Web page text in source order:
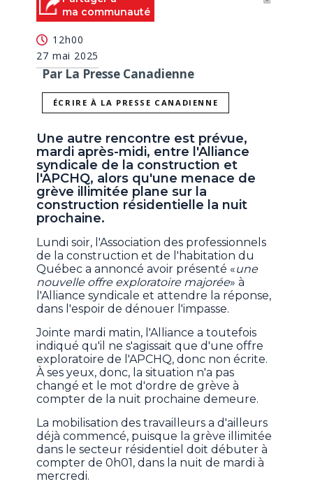
ma communauté
12h00
27 mai 2025
Par La Presse Canadienne
ÉCRIRE À LA PRESSE CANADIENNE
Une autre rencontre est prévue,
mardi après-midi, entre l'Alliance
syndicale de la construction et
l'APCHQ, alors qu'une menace de
grève illimitée plane sur la
construction résidentielle la nuit
prochaine.
Lundi soir, l'Association des professionnels
de la construction et de l'habitation du
Québec a annoncé avoir présenté «une
nouvelle offre exploratoire majorée» à
l'Alliance syndicale et attendre la réponse,
dans l'espoir de dénouer l'impasse.
Jointe mardi matin, l'Alliance a toutefois
indiqué qu'il ne s'agissait que d'une offre
exploratoire de l'APCHQ, donc non écrite.
À ses yeux, donc, la situation n'a pas
changé et le mot d'ordre de grève à
compter de la nuit prochaine demeure.
La mobilisation des travailleurs a d'ailleurs
déjà commencé, puisque la grève illimitée
dans le secteur résidentiel doit débuter à
compter de 0h01, dans la nuit de mardi à
mercredi.